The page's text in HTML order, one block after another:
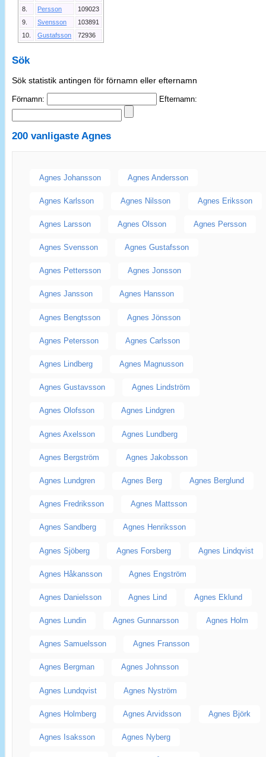
8.
Persson
109023
9.
Svensson
103891
10.
Gustafsson 72936
Sök
Sök statistik antingen för förnamn eller efternamn
Förnamn: Efternamn:
200 vanligasteAgnes
Agnes Johansson Agnes Andersson
Agnes Karlsson Agnes Nilsson Agnes Eriksson
Agnes Larsson Agnes Olsson Agnes Persson
Agnes Svensson Agnes Gustafsson
Agnes Pettersson Agnes Jonsson
Agnes Jansson Agnes Hansson
Agnes Bengtsson Agnes Jönsson
Agnes Petersson Agnes Carlsson
Agnes Lindberg Agnes Magnusson
Agnes Gustavsson Agnes Lindström
Agnes Olofsson Agnes Lindgren
Agnes Axelsson Agnes Lundberg
Agnes Bergström Agnes Jakobsson
Agnes Lundgren Agnes Berg Agnes Berglund
Agnes Fredriksson Agnes Mattsson
Agnes Sandberg Agnes Henriksson
Agnes Sjöberg Agnes Forsberg Agnes Lindqvist
Agnes Håkansson Agnes Engström
Agnes Danielsson Agnes Lind Agnes Eklund
Agnes Lundin Agnes Gunnarsson Agnes Holm
Agnes Samuelsson Agnes Fransson
Agnes Bergman Agnes Johnsson
Agnes Lundqvist Agnes Nyström
Agnes Holmberg Agnes Arvidsson Agnes Björk
Agnes Isaksson Agnes Nyberg